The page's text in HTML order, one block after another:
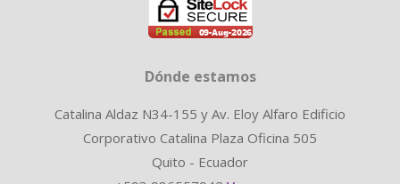
Dónde estamos
Catalina Aldaz N34-155 y Av. Eloy Alfaro Edificio
Corporativo Catalina Plaza Oficina 505
Quito - Ecuador